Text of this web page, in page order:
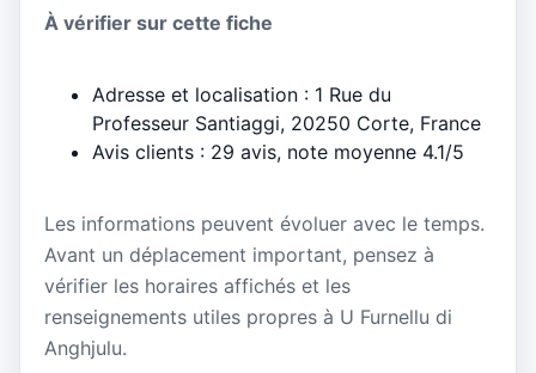
À vérifier sur cette fiche
Adresse et localisation : 1 Rue du
Professeur Santiaggi, 20250 Corte, France
Avis clients : 29 avis, note moyenne 4.1/5
Les informations peuvent évoluer avec le temps.
Avant un déplacement important, pensez à
vérifier les horaires affichés et les
renseignements utiles propres à U Furnellu di
Anghjulu.